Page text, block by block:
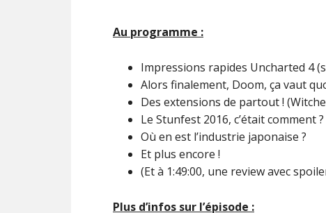
Au programme :
Impressions rapides Uncharted 4
Alors finalement, Doom, ça vaut
Des extensions de partout !
Le Stunfest 2016, c’était comment ?
Où en est l’industrie japonaise ?
Et plus encore !
(Et à 1:49:00, une review avec
Plus d’infos sur l’épisode :